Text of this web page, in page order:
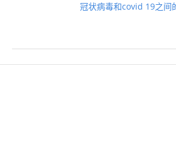
冠状病毒和covid 19之间